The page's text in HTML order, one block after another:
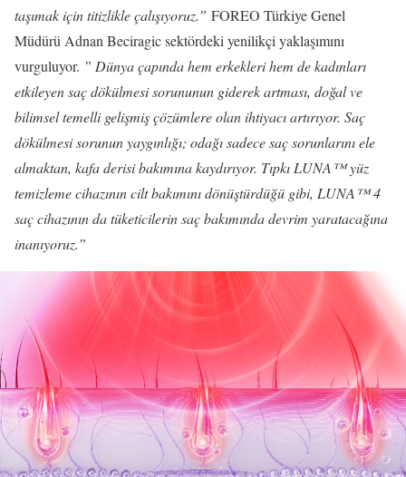
taşımak için titizlikle çalışıyoruz.” FOREO Türkiye Genel
Müdürü Adnan Beciragic sektördeki yenilikçi yaklaşımını
vurguluyor. ” Dünya çapında hem erkekleri hem de kadınları
etkileyen saç dökülmesi sorununun giderek artması, doğal ve
bilimsel temelli gelişmiş çözümlere olan ihtiyacı artırıyor. Saç
dökülmesi sorunun yaygınlığı; odağı sadece saç sorunlarını ele
almaktan, kafa derisi bakımına kaydırıyor. Tıpkı LUNA™ yüz
temizleme cihazının cilt bakımını dönüştürdüğü gibi, LUNA™ 4
saç cihazının da tüketicilerin saç bakımında devrim yaratacağına
inanıyoruz.”